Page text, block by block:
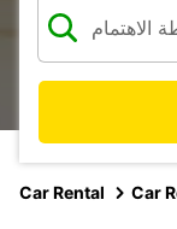
Car Rental Car